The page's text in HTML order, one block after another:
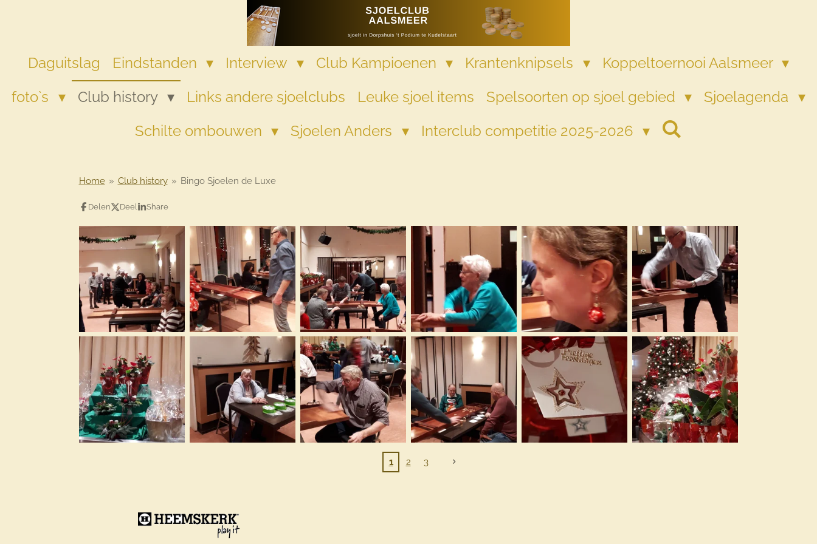
hoofdinhoud
Daguitslag Eindstanden Interview Club Kampioenen Krantenknipsels
Koppeltoernooi Aalsmeer
foto`s
Club history Links andere sjoelclubs Leuke sjoel items Spelsoorten op sjoel gebied
Sjoelagenda
Schilte ombouwen
Sjoelen Anders Interclub competitie 2025-2026
Home » Club history » Bingo Sjoelen de Luxe
Delen Deel Share
1 2 3